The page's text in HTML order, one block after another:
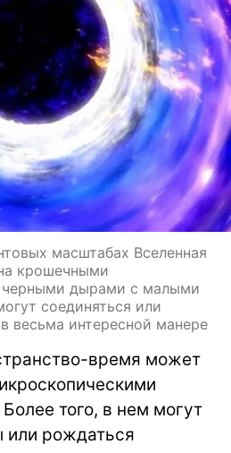
масштабах Вселенная
крошечными
черными дырами с малыми
соединяться или
весьма интересной манере
время может
того, в нем могут
или рождаться